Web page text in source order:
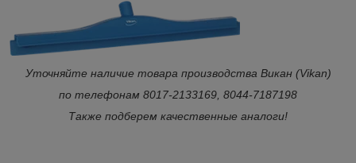
Уточняйте наличие товара производства Викан (Vikan)
по телефонам 8017-2133169, 8044-7187198
Также подберем качественные аналоги!